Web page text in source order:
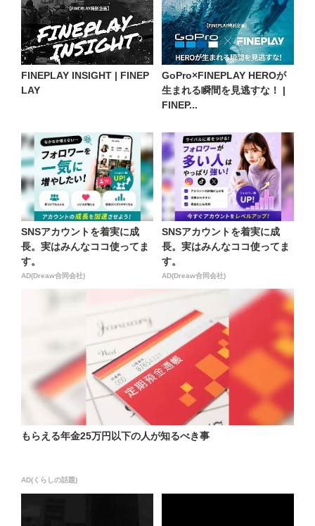
FINEPLAY INSIGHT | FINEP
LAY
GoPro×FINEPLAY HEROが
生まれる瞬間を見逃すな！ |
FINEP...
SNSアカウントを着実に成
長。実はみんなココ使ってま
す。
AD(Dreaw合同会社)
SNSアカウントを着実に成
長。実はみんなココ使ってま
す。
AD(Dreaw合同会社)
もらえる年金25万円以下の人が知るべき事
AD(くらしの話題)